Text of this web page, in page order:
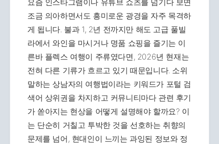
요즘 인스타그램이나 유튜브 쇼츠를 넘기다 보면
조금 의아하면서도 흥미로운 광경을 자주 목격하
게 됩니다. 불과 1, 2년 전까지만 해도 고급 풀빌
라에서 와인을 마시거나 명품 쇼핑을 즐기는 이
른바 플렉스 여행이 주류였다면, 2026년 현재는
전혀 다른 기류가 흐르고 있기 때문입니다. 소위
말하는 상남자의 여행법이라는 키워드가 포털 검
색어 상위권을 차지하고 커뮤니티마다 관련 후기
가 쏟아지는 현상을 어떻게 설명해야 할까요? 이
는 단순히 거칠고 투박한 것을 선호하는 취향의
문제를 넘어, 현대인이 느끼는 과잉된 정보와 정